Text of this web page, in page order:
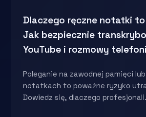
Dlaczego ręczne notatki
Jak bezpiecznie
YouTube i rozmowy
Poleganie na zawodnej pamięci
notatkach to poważne ryzyko
Dowiedz się, dlaczego